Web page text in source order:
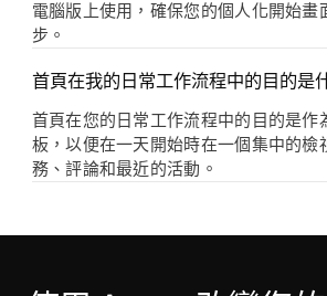
電腦版上使用，確保您的個人化開始畫
步。
首頁在我的日常工作流程中的目的是
首頁在您的日常工作流程中的目的是作
板，以便在一天開始時在一個集中的檢
務、評論和最近的活動。